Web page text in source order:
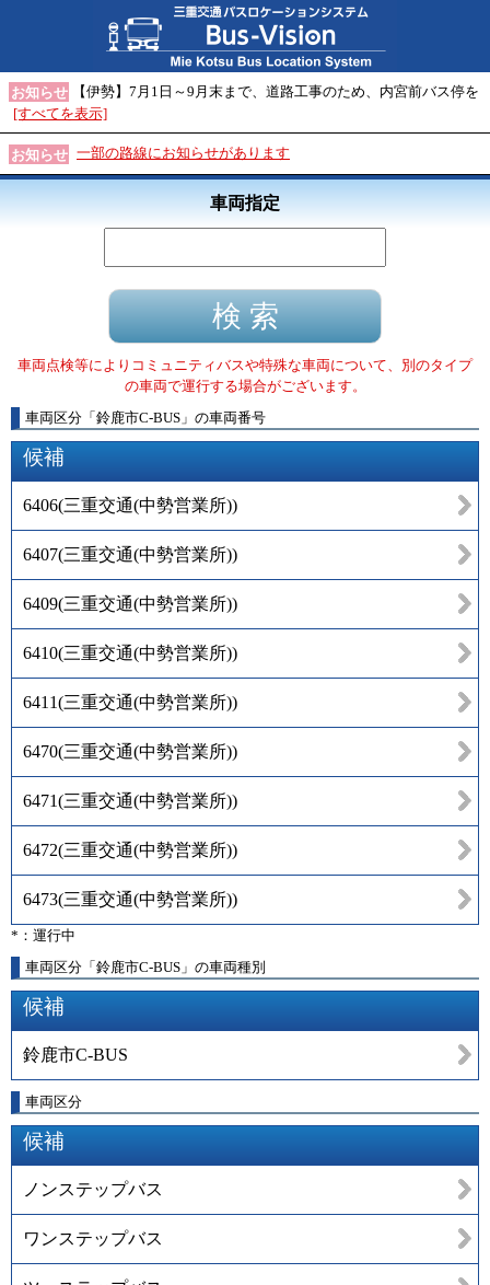
お知らせ
【伊勢】7月1日～9月末まで、道路工事のため、内宮前バス停を
[すべてを表示]
お知らせ 一部の路線にお知らせがあります
車両指定
車両点検等によりコミュニティバスや特殊な車両について、別のタイプ
の車両で運行する場合がございます。
車両区分 「 鈴鹿市C-BUS 」 の車両番号
候補
6406(三重交通(中勢営業所))
6407(三重交通(中勢営業所))
6409(三重交通(中勢営業所))
6410(三重交通(中勢営業所))
6411(三重交通(中勢営業所))
6470(三重交通(中勢営業所))
6471(三重交通(中勢営業所))
6472(三重交通(中勢営業所))
6473(三重交通(中勢営業所))
*：運行中
車両区分「鈴鹿市C-BUS」の車両種別
候補
鈴鹿市C-BUS
車両区分
候補
ノンステップバス
ワンステップバス